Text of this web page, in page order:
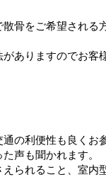
骨をご希望される
ありますのでお客
の利便性も良くお
声も聞かれます。
られること、室内